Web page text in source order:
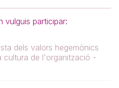
vulguis participar:
dels valors hegemònics
cultura de l'organització -